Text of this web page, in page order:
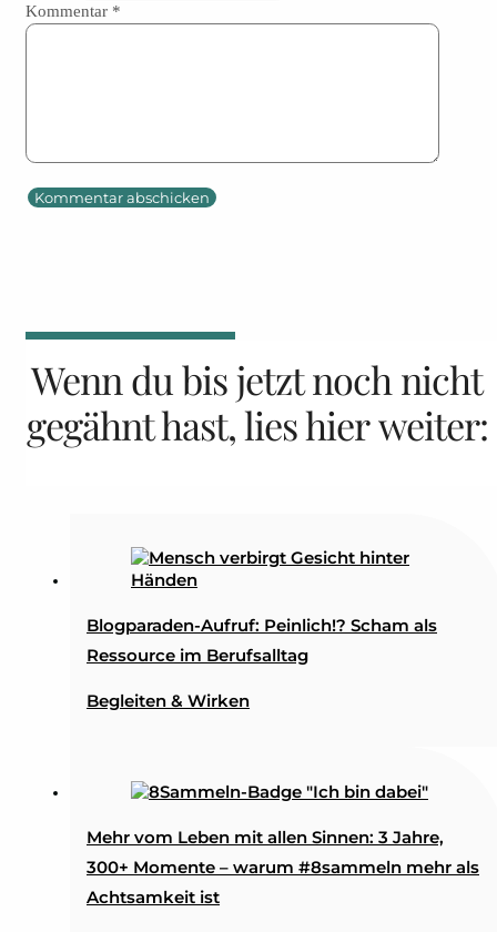
Kommentar *
Wenn du bis jetzt noch nicht
gegähnt hast, lies hier weiter:
Blogparaden-Aufruf: Peinlich!? Scham als
Ressource im Berufsalltag
Begleiten & Wirken
Mehr vom Leben mit allen Sinnen: 3 Jahre,
300+ Momente – warum #8sammeln mehr als
Achtsamkeit ist